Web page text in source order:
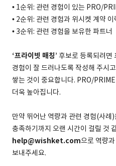
• 1순위: 관련 경험이 있는 PRO/
• 2순위: 관련 경험과 위시켓 계약
• 3순위: 관련 경험을 보유한 파트너
‘프라이빗 매칭’ 후보로 등록되려면
경험이 잘 드러나도록 작성해 주시
쌓는 것이 중요합니다. PRO/
더욱 높아집니다.
만약 뛰어난 역량과 관련 경험(사례
충족하기까지 오랜 시간이 걸릴 것
help@wishket.com으로 역량
보내주세요.